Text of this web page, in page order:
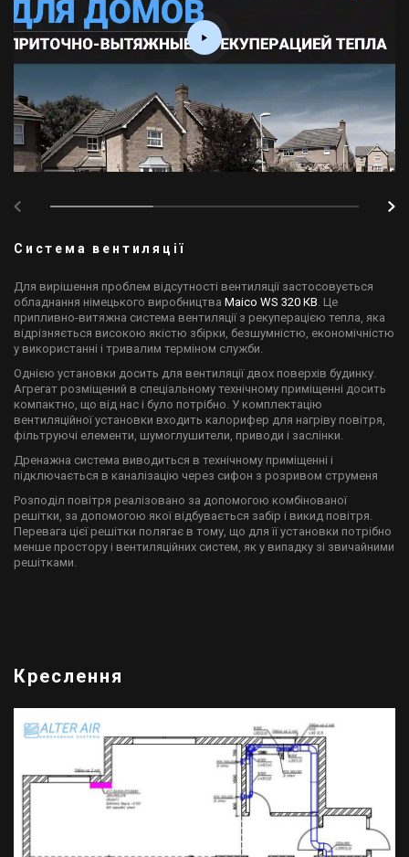
Система вентиляції
Для вирішення проблем відсутності вентиляції застосовується
обладнання німецького виробництва Maico WS 320 КВ . Це
припливно-витяжна система вентиляції з рекуперацією тепла, яка
відрізняється високою якістю збірки, безшумністю, економічністю
у використанні і тривалим терміном служби.
​Однією установки досить для вентиляції двох поверхів будинку.
Агрегат розміщений в спеціальному технічному приміщенні досить
компактно, що від нас і було потрібно. У комплектацію
вентиляційної установки входить калорифер для нагріву повітря,
фільтруючі елементи, шумоглушители, приводи і заслінки.
Дренажна система виводиться в технічному приміщенні і
підключається в каналізацію через сифон з розривом струменя
Розподіл повітря реалізовано за допомогою комбінованої
решітки, за допомогою якої відбувається забір і викид повітря.
Перевага цієї решітки полягає в тому, що для її установки потрібно
менше простору і вентиляційних систем, як у випадку зі звичайними
решітками.
Креслення